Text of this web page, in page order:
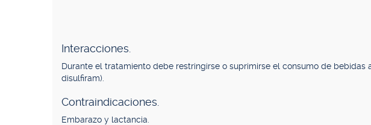
Interacciones.
Durante el tratamiento debe restringirse o suprimirse el consumo de
disulfiram).
Contraindicaciones.
Embarazo y lactancia.